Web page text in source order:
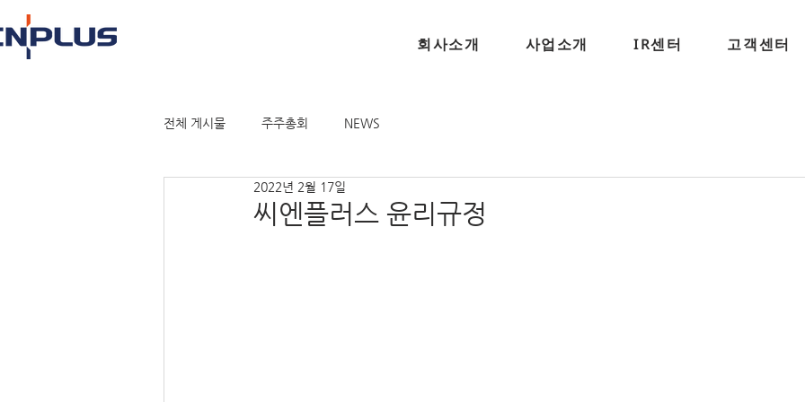
회사소개 사업소개 IR센터 고객센터
전체 게시물 주주총회 NEWS
씨엔플러스 윤리규정
2022년 2월 17일